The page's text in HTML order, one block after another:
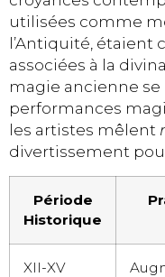
utilisées comme
l’Antiquité, étaient
associées à la
magie ancienne
performances
les artistes mêlent
divertissement
Période
Historique
XII-XV